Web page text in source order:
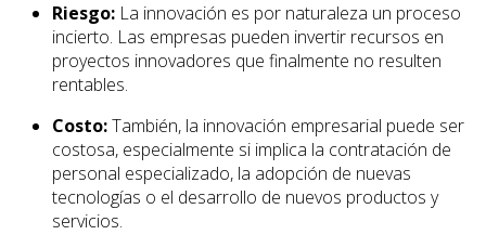
Riesgo: La innovación es por naturaleza un proceso
incierto. Las empresas pueden invertir recursos en
proyectos innovadores que finalmente no resulten
rentables.
Costo:También, la innovación empresarial puede ser
costosa, especialmente si implica la contratación de
personal especializado, la adopción de nuevas
tecnologías o el desarrollo de nuevos productos y
servicios.